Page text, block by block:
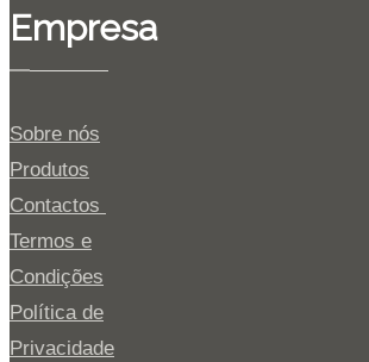
Empresa
Sobre nós
Produtos
Contactos
Termos e
Condições
Política de
Privacidade